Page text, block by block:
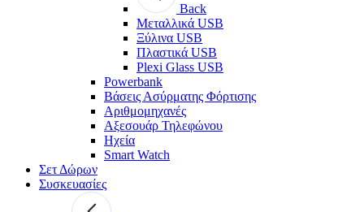
Back
Μεταλλικά USB
Ξύλινα USB
Πλαστικά USB
Plexi Glass USB
Powerbank
Βάσεις Ασύρματης Φόρτισης
Αριθμομηχανές
Αξεσουάρ Τηλεφώνου
Ηχεία
Smart Watch
Σετ Δώρων
Συσκευασίες